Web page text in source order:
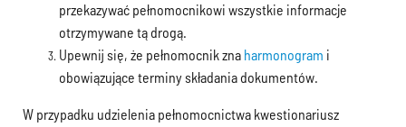
przekazywać pełnomocnikowi wszystkie informacje
otrzymywane tą drogą.
Upewnij się, że pełnomocnik zna harmonogram i
obowiązujące terminy składania dokumentów.
W przypadku udzielenia pełnomocnictwa kwestionariusz